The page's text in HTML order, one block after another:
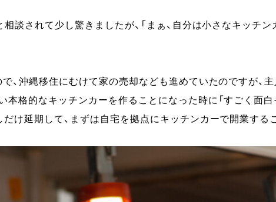
相談されて少し驚きましたが、「まぁ、自分は小さなキッチ
、沖縄移住にむけて家の売却なども進めていたのですが、主
本格的なキッチンカーを作ることになった時に「すごく面白
だけ延期して、まずは自宅を拠点にキッチンカーで開業する